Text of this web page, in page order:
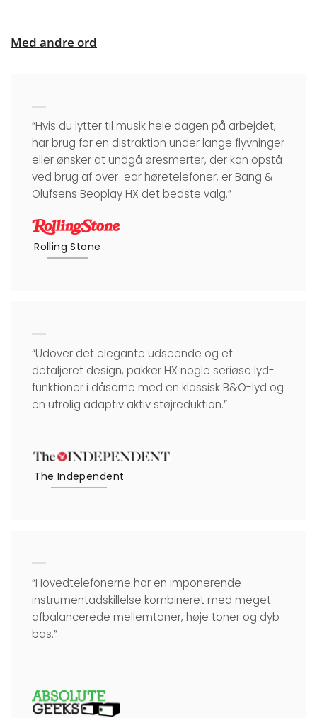
Med andre ord
“Hvis du lytter til musik hele dagen på arbejdet,
har brug for en distraktion under lange flyvninger
eller ønsker at undgå øresmerter, der kan opstå
ved brug af over-ear høretelefoner, er Bang &
Olufsens Beoplay HX det bedste valg.”
Rolling Stone
“Udover det elegante udseende og et
detaljeret design, pakker HX nogle seriøse lyd-
funktioner i dåserne med en klassisk B&O-lyd og
en utrolig adaptiv aktiv støjreduktion.”
The Independent
“Hovedtelefonerne har en imponerende
instrumentadskillelse kombineret med meget
afbalancerede mellemtoner, høje toner og dyb
bas.”